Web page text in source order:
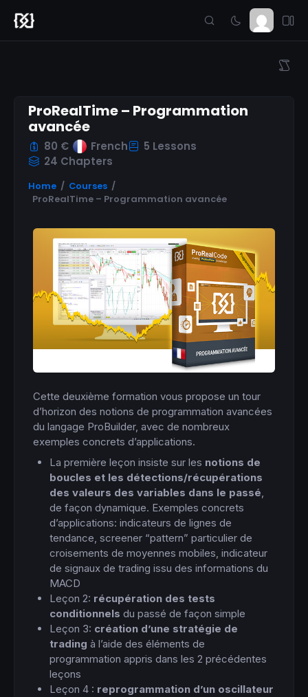
ProRealTime – Programmation
avancée
80 € French
5 Lessons
24 Chapters
Home
Courses
ProRealTime – Programmation avancée
Cette deuxième formation vous propose un tour
d’horizon des notions de programmation avancées
du langage ProBuilder, avec de nombreux
exemples concrets d’applications.
La première leçon insiste sur les notions de
boucles et les détections/récupérations
des valeurs des variables dans le passé,
de façon dynamique. Exemples concrets
d’applications: indicateurs de lignes de
tendance, screener “pattern” particulier de
croisements de moyennes mobiles, indicateur
de signaux de trading issu des informations du
MACD
Leçon 2: récupération des tests
conditionnels du passé de façon simple
Leçon 3: création d’une stratégie de
trading à l’aide des éléments de
programmation appris dans les 2 précédentes
leçons
Leçon 4 : reprogrammation d’un oscillateur